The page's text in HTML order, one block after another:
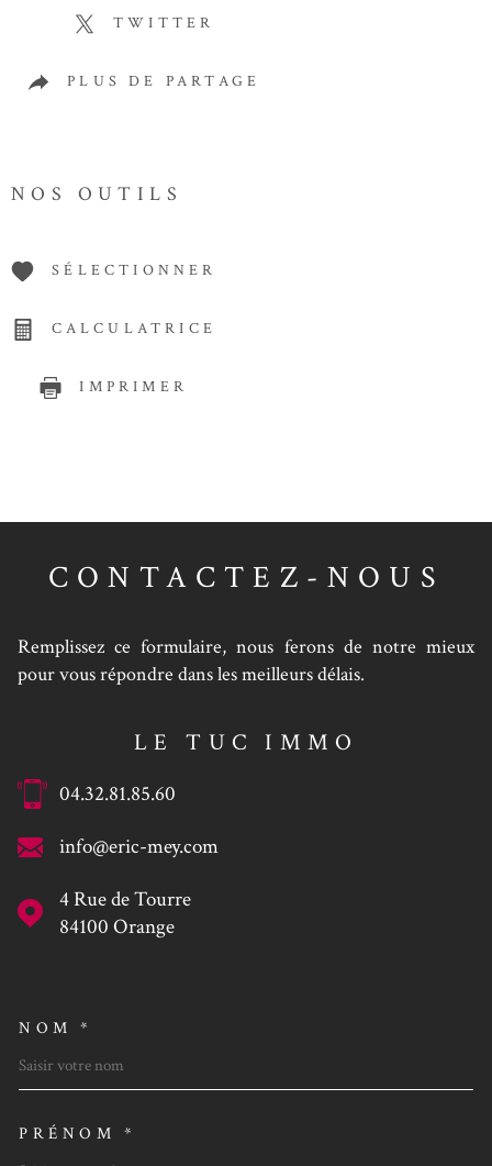
TWITTER
PLUS DE PARTAGE
NOS OUTILS
SÉLECTIONNER
CALCULATRICE
IMPRIMER
CONTACTEZ-NOUS
Remplissez ce formulaire, nous ferons de notre mieux
pour vous répondre dans les meilleurs délais.
LE TUC IMMO
04.32.81.85.60
info@eric-mey.com
4 Rue de Tourre
84100
Orange
NOM *
PRÉNOM *